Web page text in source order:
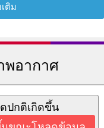
ติม
อากาศ
ปกติเกิดขึ้น